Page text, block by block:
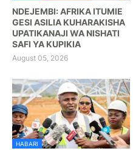
NDEJEMBI: AFRIKA ITUMIE
GESI ASILIA KUHARAKISHA
UPATIKANAJI WA NISHATI
SAFI YA KUPIKIA
August 05, 2026
HABARI